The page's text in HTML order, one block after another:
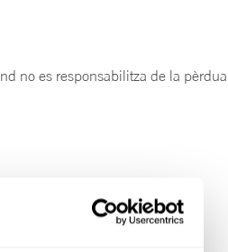
no es responsabilitza de la